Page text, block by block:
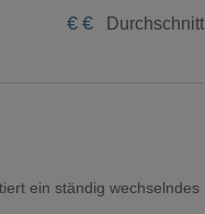
€ € Durchschnitt
ein ständig wechselndes